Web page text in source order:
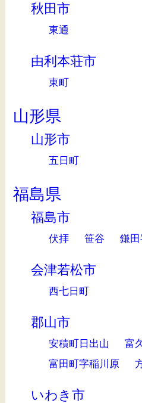
秋田市
東通
由利本荘市
東町
山形県
山形市
五日町
福島県
福島市
伏拝 笹谷 鎌
会津若松市
西七日町
郡山市
安積町日出山
富
富田町字稲川原
いわき市